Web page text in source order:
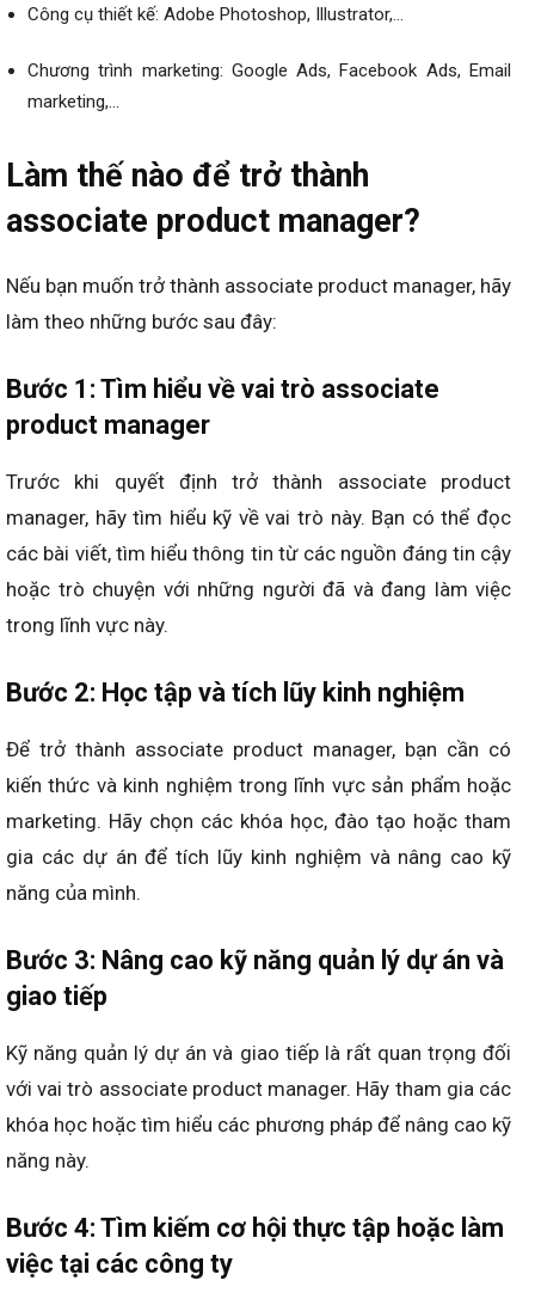
Công cụ thiết kế: Adobe Photoshop, Illustrator,…
Chương trình marketing: Google Ads, Facebook Ads, Email
marketing,…
Làm thế nào để trở thành
associate product manager?
Nếu bạn muốn trở thành associate product manager, hãy
làm theo những bước sau đây:
Bước 1: Tìm hiểu về vai trò associate
product manager
Trước khi quyết định trở thành associate product
manager, hãy tìm hiểu kỹ về vai trò này. Bạn có thể đọc
các bài viết, tìm hiểu thông tin từ các nguồn đáng tin cậy
hoặc trò chuyện với những người đã và đang làm việc
trong lĩnh vực này.
Bước 2: Học tập và tích lũy kinh nghiệm
Để trở thành associate product manager, bạn cần có
kiến thức và kinh nghiệm trong lĩnh vực sản phẩm hoặc
marketing. Hãy chọn các khóa học, đào tạo hoặc tham
gia các dự án để tích lũy kinh nghiệm và nâng cao kỹ
năng của mình.
Bước 3: Nâng cao kỹ năng quản lý dự án và
giao tiếp
Kỹ năng quản lý dự án và giao tiếp là rất quan trọng đối
với vai trò associate product manager. Hãy tham gia các
khóa học hoặc tìm hiểu các phương pháp để nâng cao kỹ
năng này.
Bước 4: Tìm kiếm cơ hội thực tập hoặc làm
việc tại các công ty